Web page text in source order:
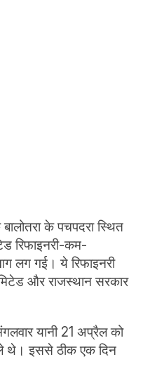
के पचपदरा स्थित
रिफाइनरी-कम-
लग गई। ये रिफाइनरी
और राजस्थान सरकार
यानी 21 अप्रैल को
थे। इससे ठीक एक दिन